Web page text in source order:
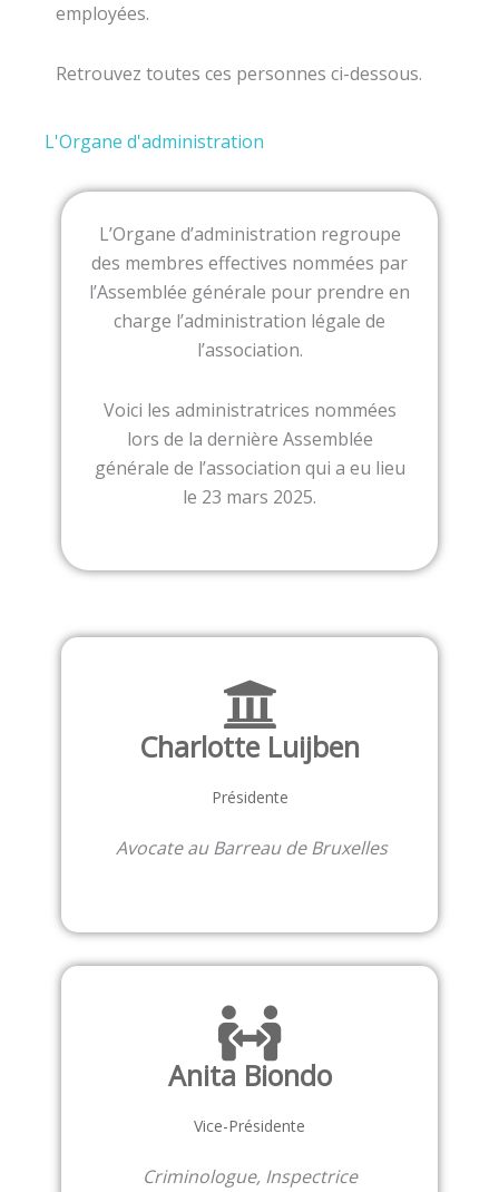
employées.
Retrouvez toutes ces personnes ci-dessous.
L'Organe d'administration
L’Organe d’administration regroupe
des membres effectives nommées par
l’Assemblée générale pour prendre en
charge l’administration légale de
l’association.
Voici les administratrices nommées
lors de la dernière Assemblée
générale de l’association qui a eu lieu
le 23 mars 2025.
Charlotte Luijben
Présidente
Avocate au Barreau de Bruxelles
Anita Biondo
Vice-Présidente
Criminologue, Inspectrice